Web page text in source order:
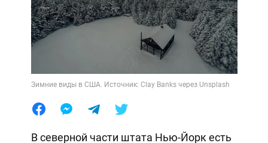
Зимние виды в США. Источник: Clay Banks через Unsplash
В северной части штата Нью-Йорк есть